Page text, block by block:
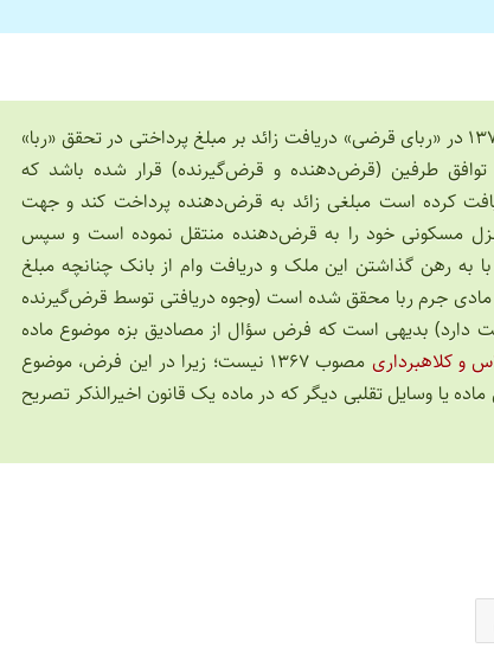
مصوب ۱۳۷۵ در «ربای قرضی» دریافت زائد بر مبلغ پرداختی در تحقق «ربا»
طرفین (قرض‌‌دهنده و قرض‌گیرنده) قرار شده باشد که
کرده است مبلغی زائد به قرض‌دهنده پرداخت کند و جهت
مسکونی خود را به قرض‌دهنده منتقل نموده است و سپس
با به رهن گذاشتن این ملک و دریافت وام از بانک چنانچه مبلغ
جرم ربا محقق شده است (وجوه دریافتی توسط قرض‌گیرنده
دارد) بدیهی است که فرض سؤال از مصادیق بزه موضوع ماده
و کلاهبرداری
مصوب ۱۳۶۷ نیست؛ زیرا در این فرض، موضوع
یا وسایل تقلبی دیگر که در ماده یک قانون اخیرالذکر تصریح